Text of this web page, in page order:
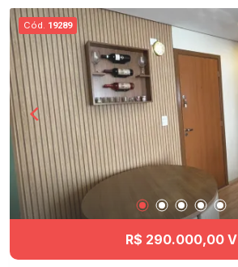
Cód. 19289
R$ 290.000,00 V